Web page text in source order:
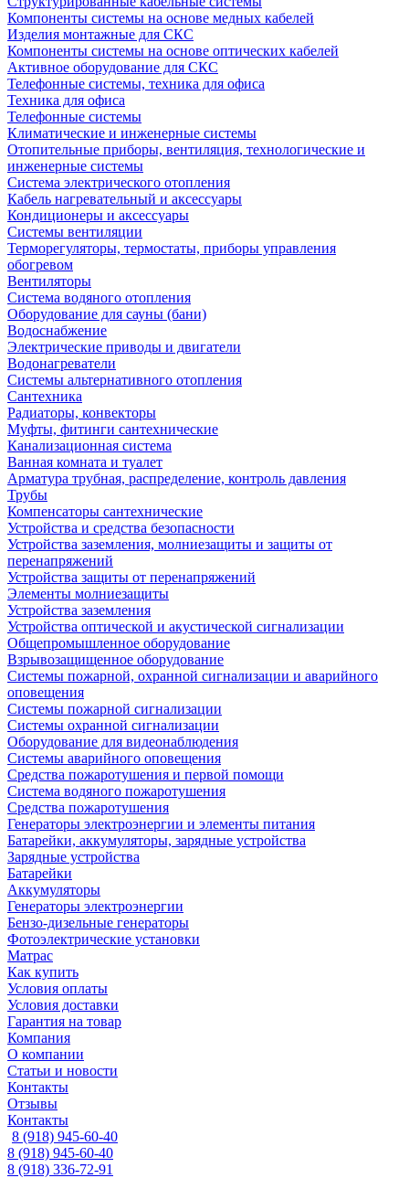
Компоненты системы на основе медных кабелей
Изделия монтажные для СКС
Компоненты системы на основе оптических кабелей
Активное оборудование для СКС
Телефонные системы, техника для офиса
Техника для офиса
Телефонные системы
Климатические и инженерные системы
Отопительные приборы, вентиляция, технологические и
инженерные системы
Система электрического отопления
Кабель нагревательный и аксессуары
Кондиционеры и аксессуары
Системы вентиляции
Терморегуляторы, термостаты, приборы управления
обогревом
Вентиляторы
Система водяного отопления
Оборудование для сауны (бани)
Водоснабжение
Электрические приводы и двигатели
Водонагреватели
Системы альтернативного отопления
Сантехника
Радиаторы, конвекторы
Муфты, фитинги сантехнические
Канализационная система
Ванная комната и туалет
Арматура трубная, распределение, контроль давления
Трубы
Компенсаторы сантехнические
Устройства и средства безопасности
Устройства заземления, молниезащиты и защиты от
перенапряжений
Устройства защиты от перенапряжений
Элементы молниезащиты
Устройства заземления
Устройства оптической и акустической сигнализации
Общепромышленное оборудование
Взрывозащищенное оборудование
Системы пожарной, охранной сигнализации и аварийного
оповещения
Системы пожарной сигнализации
Системы охранной сигнализации
Оборудование для видеонаблюдения
Системы аварийного оповещения
Средства пожаротушения и первой помощи
Система водяного пожаротушения
Средства пожаротушения
Генераторы электроэнергии и элементы питания
Батарейки, аккумуляторы, зарядные устройства
Зарядные устройства
Батарейки
Аккумуляторы
Генераторы электроэнергии
Бензо-дизельные генераторы
Фотоэлектрические установки
Матрас
Как купить
Условия оплаты
Условия доставки
Гарантия на товар
Компания
О компании
Статьи и новости
Контакты
Отзывы
Контакты
8 (918) 945-60-40
8 (918) 945-60-40
8 (918) 336-72-91